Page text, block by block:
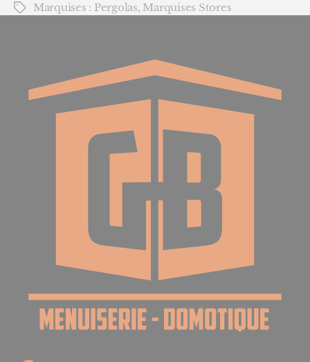
Étiquettes
Marquises : Pergolas, Marquises Stores